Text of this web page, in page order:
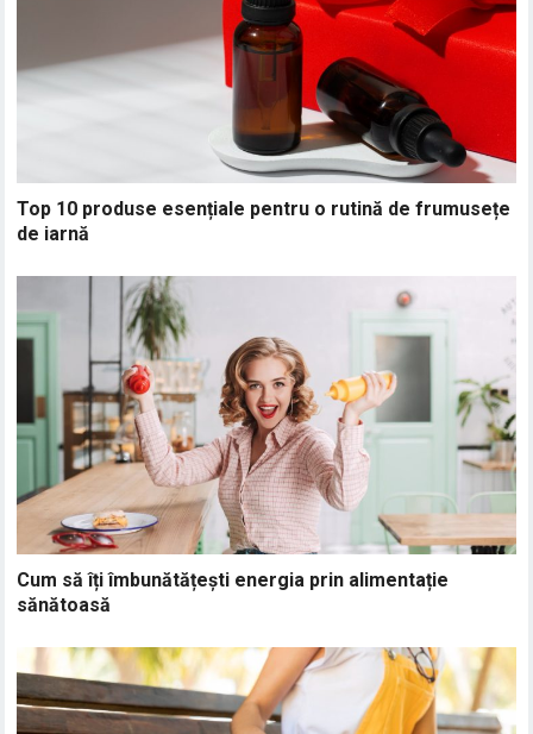
Top 10 produse esențiale pentru o rutină de frumusețe
de iarnă
Cum să îți îmbunătățești energia prin alimentație
sănătoasă